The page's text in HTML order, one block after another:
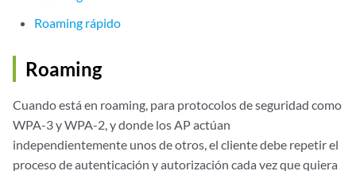
Roaming rápido
Roaming
Cuando está en roaming, para protocolos de seguridad como
WPA-3 y WPA-2, y donde los AP actúan
independientemente unos de otros, el cliente debe repetir el
proceso de autenticación y autorización cada vez que quiera